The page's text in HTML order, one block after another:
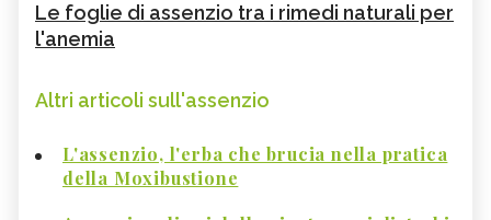
Le foglie di assenzio tra i rimedi naturali per
l'anemia
Altri articoli sull'assenzio
L'assenzio, l'erba che brucia nella pratica
della Moxibustione